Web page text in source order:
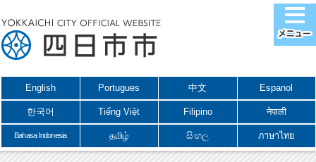
English Portugues 中文 Espanol
한국어 Tiếng Việt Filipino नेपाली
Bahasa Indonesia தமிழ் සිංහල ภาษาไทย